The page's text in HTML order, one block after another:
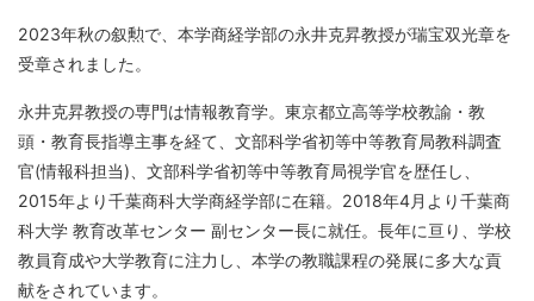
2023年秋の叙勲で、本学商経学部の永井克昇教授が瑞宝双光章を
受章されました。
永井克昇教授の専門は情報教育学。東京都立高等学校教諭・教
頭・教育長指導主事を経て、文部科学省初等中等教育局教科調査
官(情報科担当)、文部科学省初等中等教育局視学官を歴任し、
2015年より千葉商科大学商経学部に在籍。2018年4月より千葉商
科大学 教育改革センター 副センター長に就任。長年に亘り、学校
教員育成や大学教育に注力し、本学の教職課程の発展に多大な貢
献をされています。